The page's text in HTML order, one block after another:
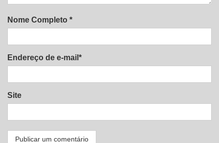
Nome Completo *
Endereço de e-mail*
Site